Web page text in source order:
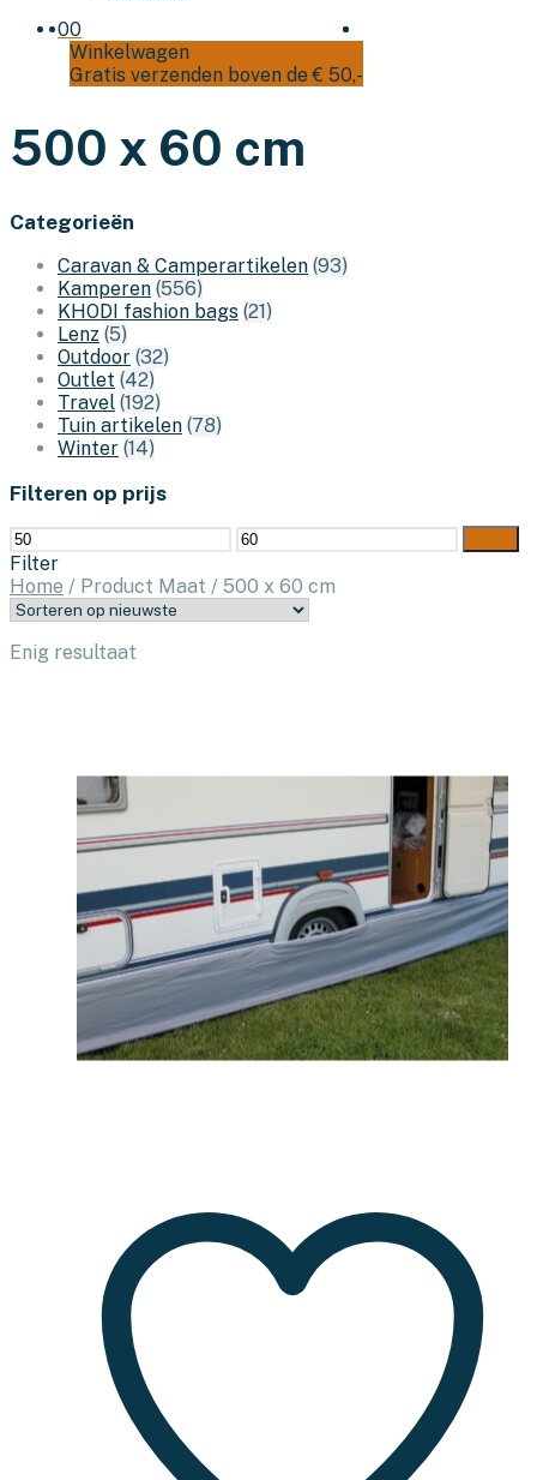
00
Winkelwagen
Gratis verzenden boven de € 50,-
500 x 60 cm
Categorieën
Caravan & Camperartikelen (93)
Kamperen (556)
KHODI fashion bags (21)
Lenz (5)
Outdoor (32)
Outlet (42)
Travel (192)
Tuin artikelen (78)
Winter (14)
Filteren op prijs
Min.
prijs
Max.
prijs
Filter
Home / Product Maat / 500 x 60 cm
Enig resultaat